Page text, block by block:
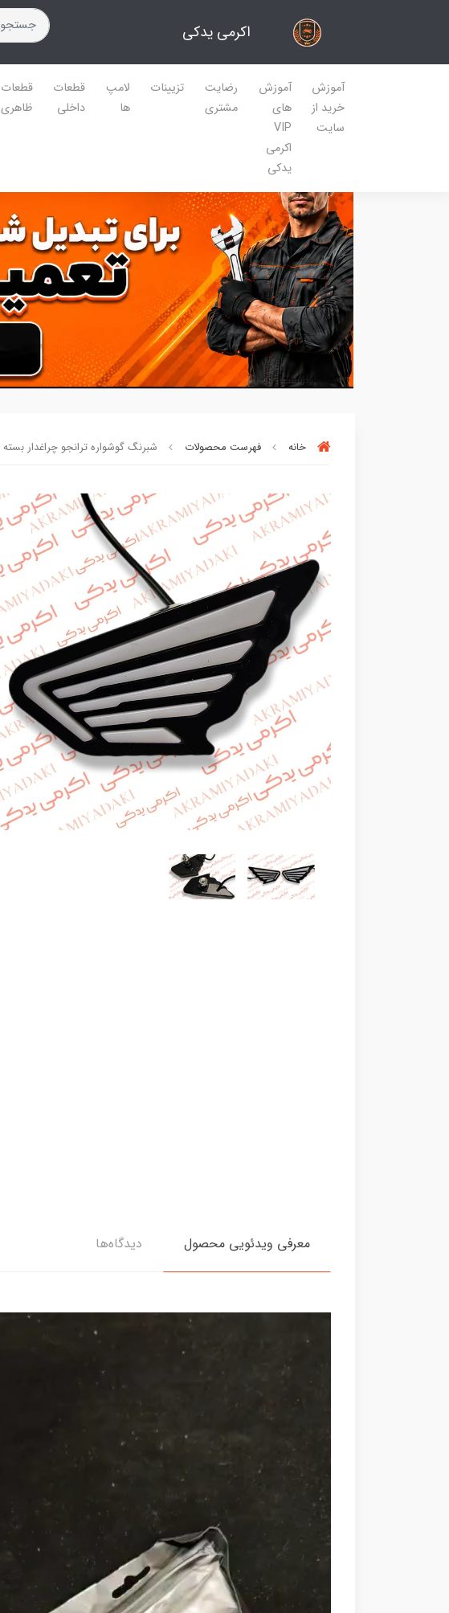
اکرمی یدکی
آموزش
خرید از
سایت
آموزش
های
VIP
اکرمی
یدکی
رضایت
مشتری
تزیینات
لامپ
ها
قطعات
داخلی
قطعات
ظاهری
خانه فهرست محصولات شبرنگ گوشواره ترانجو چراغدار بسته 2عددی کد 96408521
بسته ها سرموقع(بدون‌تاخیر)ارسال میگردد
معرفی ویدئویی محصول دیدگاه‌ها